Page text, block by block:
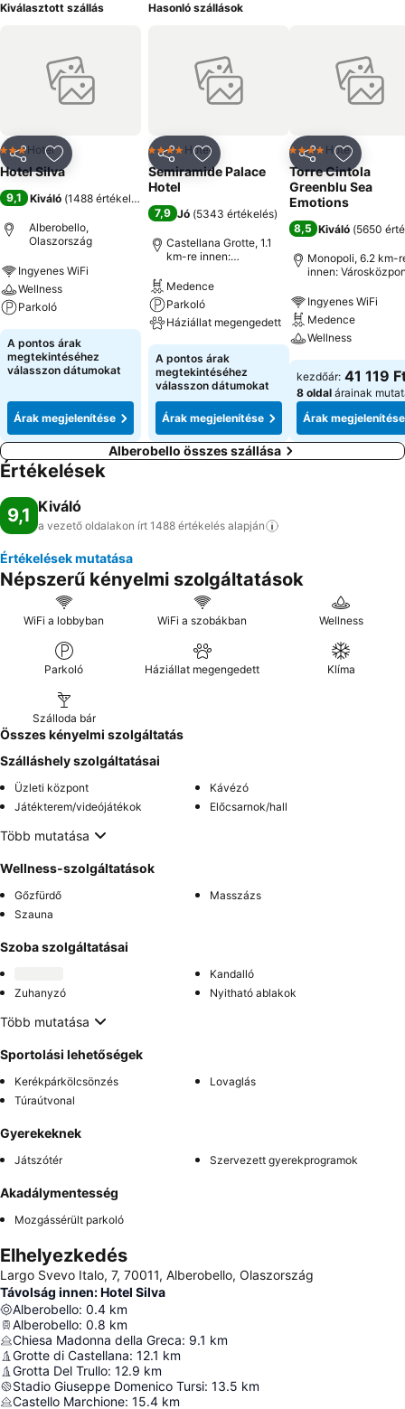
Kiválasztott szállás
MegosztásHozzáadás a kedvencekhez
3 Kategória
Hotel
Hotel Silva
9,1 Kiváló (1488 értékelés
Alberobello,
Olaszország
Ingyenes WiFi
Wellness
Parkoló
A pontos árak
megtekintéséhez
válasszon dátumokat
Árak megjelenítése
Hasonló szállások
MegosztásHozzáadás a kedvencekhez
4 Kategória
Hotel
Semiramide Palace
Hotel
7,9 Jó (5343 értékelés)
Castellana Grotte, 1.1
km-re innen:
Medence
Parkoló
Háziállat megengedett
A pontos árak
megtekintéséhez
válasszon dátumokat
Árak megjelenítése
Megosztás
4 Kategória
Hotel
Torre Cintola
Greenblu Sea
Emotions
8,5 Kiváló (5650
Monopoli, 6.2 km-
innen:
Ingyenes WiFi
Medence
Wellness
kezdőár: 41 119
8 oldal árainak
Árak megjelenítése
Alberobello összes szállása
Értékelések
9,1 Kiváló
a vezető oldalakon írt 1488 értékelés alapján
Értékelések mutatása
Népszerű kényelmi szolgáltatások
WiFi a lobbyban WiFi a szobákban Wellness
Parkoló Háziállat megengedett Klíma
Szálloda bár
Összes kényelmi szolgáltatás
Szálláshely szolgáltatásai
Üzleti központ
Kávézó
Játékterem/videójátékok
Előcsarnok/hall
Több mutatása
Wellness-szolgáltatások
Gőzfürdő
Masszázs
Szauna
Szoba szolgáltatásai
Kandalló
Zuhanyzó
Nyitható ablakok
Több mutatása
Sportolási lehetőségek
Kerékpárkölcsönzés
Lovaglás
Túraútvonal
Gyerekeknek
Játszótér Szervezett gyerekprogramok
Akadálymentesség
Mozgássérült parkoló
Elhelyezkedés
Largo Svevo Italo, 7, 70011, Alberobello, Olaszország
Távolság innen: Hotel Silva
Alberobello: 0.4 km
Alberobello: 0.8 km
Chiesa Madonna della Greca: 9.1 km
Grotte di Castellana: 12.1 km
Grotta Del Trullo: 12.9 km
Stadio Giuseppe Domenico Tursi: 13.5 km
Castello Marchione: 15.4 km